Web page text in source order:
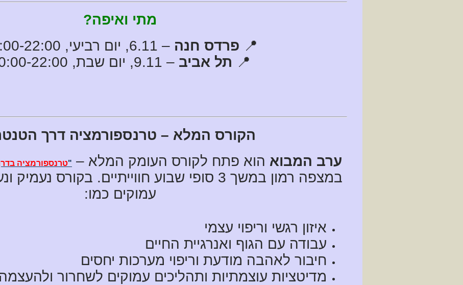
מתי ואיפה?
📍 פרדס חנה – 6.11, יום רביעי, 19:00-22:00
📍 תל אביב – 9.11, יום שבת, 20:00-22:00
הקורס המלא – טרנספורמציה דרך
ערב המבוא הוא פתח לקורס העומק המלא – "טרנספורמציה
במצפה רמון במשך 3 סופי שבוע חווייתיים. בקורס
עמוקים כמו:
איזון רגשי וריפוי עצמי
עבודה עם הגוף ואנרגיית החיים
חיבור לאהבה מודעת וריפוי מערכות יחסים
מדיטציות עוצמתיות ותהליכים עמוקים לשחרור ולהעצמה